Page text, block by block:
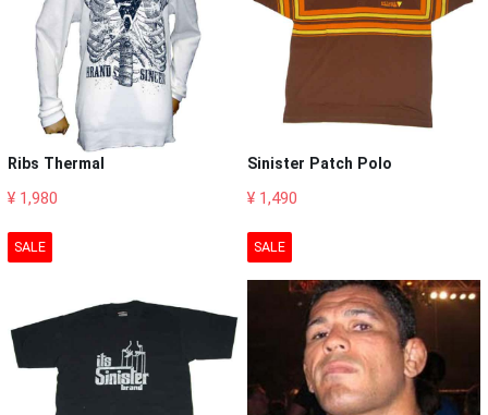
Ribs Thermal
¥ 1,980
Sinister Patch Polo
¥ 1,490
SALE SALE